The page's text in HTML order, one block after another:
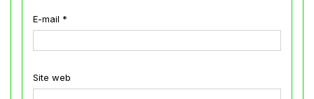
E-mail *
Site web